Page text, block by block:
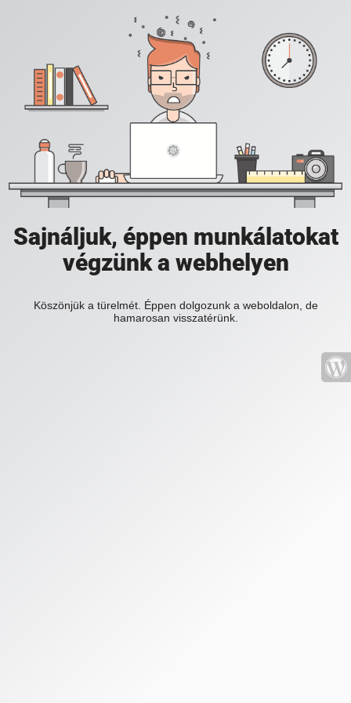
Sajnáljuk, éppen munkálatokat
végzünk a webhelyen
Köszönjük a türelmét. Éppen dolgozunk a weboldalon, de
hamarosan visszatérünk.